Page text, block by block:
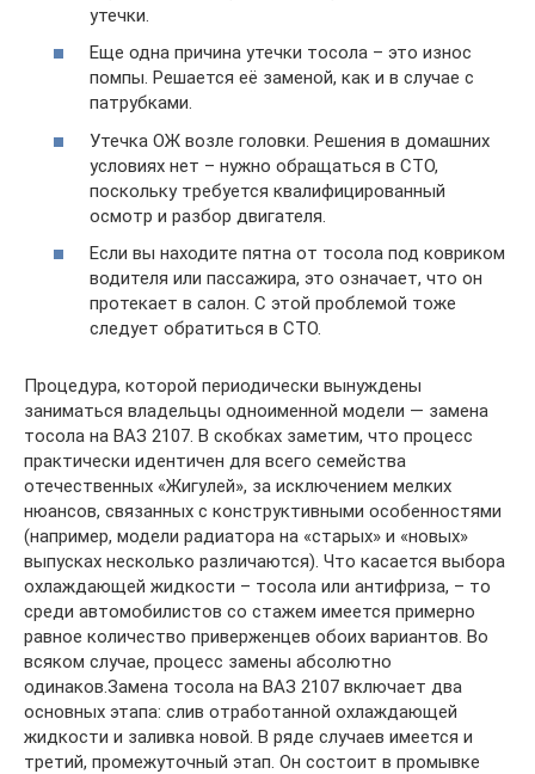
утечки.
Еще одна причина утечки тосола – это износ
помпы. Решается её заменой, как и в случае с
патрубками.
Утечка ОЖ возле головки. Решения в домашних
условиях нет – нужно обращаться в СТО,
поскольку требуется квалифицированный
осмотр и разбор двигателя.
Если вы находите пятна от тосола под ковриком
водителя или пассажира, это означает, что он
протекает в салон. С этой проблемой тоже
следует обратиться в СТО.
Процедура, которой периодически вынуждены
заниматься владельцы одноименной модели — замена
тосола на ВАЗ 2107. В скобках заметим, что процесс
практически идентичен для всего семейства
отечественных «Жигулей», за исключением мелких
нюансов, связанных с конструктивными особенностями
(например, модели радиатора на «старых» и «новых»
выпусках несколько различаются). Что касается выбора
охлаждающей жидкости – тосола или антифриза, – то
среди автомобилистов со стажем имеется примерно
равное количество приверженцев обоих вариантов. Во
всяком случае, процесс замены абсолютно
одинаков.Замена тосола на ВАЗ 2107 включает два
основных этапа: слив отработанной охлаждающей
жидкости и заливка новой. В ряде случаев имеется и
третий, промежуточный этап. Он состоит в промывке